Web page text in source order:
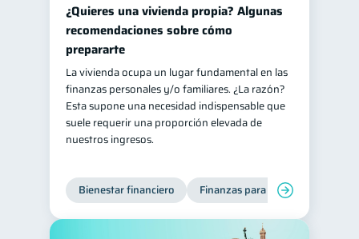
Educación Financiera 1
Mipymes 1
inversiones 1
Salud mental 1 ahorro 1
Doble sueldo
información financiera 1
¿Quieres una vivienda propia? Algunas
recomendaciones sobre cómo
prepararte
La vivienda ocupa un lugar fundamental en las
finanzas personales y/o familiares. ¿La razón?
Esta supone una necesidad indispensable que
suele requerir una proporción elevada de
nuestros ingresos.
Bienestar financiero Finanzas para jóvenes